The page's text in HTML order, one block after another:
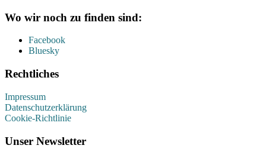
Wo wir noch zu finden sind:
Facebook
Bluesky
Rechtliches
Impressum
Datenschutzerklärung
Cookie-Richtlinie
Unser Newsletter